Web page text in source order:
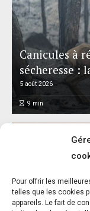
Pour offrir les
telles que les cookies
appareils. Le fait de
Canicules à
sécheresse :
5 août 2026
9 min
Réalisme
Musée